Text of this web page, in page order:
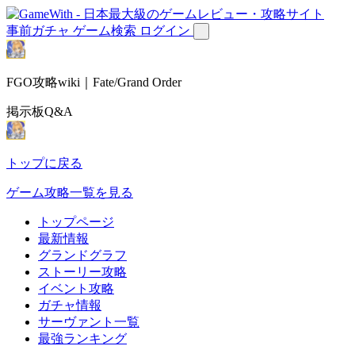
事前ガチャ ゲーム検索 ログイン
FGO攻略wiki｜Fate/Grand Order
掲示板Q&A
トップに戻る
ゲーム攻略一覧を見る
トップページ
最新情報
グランドグラフ
ストーリー攻略
イベント攻略
ガチャ情報
サーヴァント一覧
最強ランキング